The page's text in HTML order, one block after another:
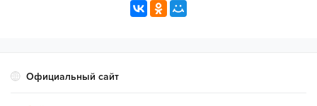
Официальный сайт